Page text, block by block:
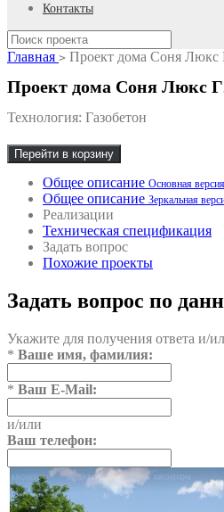
Контакты
Главная > Проект дома Соня Люкс
Проект дома Соня Люкс
Технология: Газобетон
Перейти в корзину
Общее описание Основная версия
Общее описание Зеркальная
Реализации
Техническая спецификация
Задать вопрос
Похожие проекты
Задать вопрос по
Укажите для получения ответа и/
* Ваше имя, фамилия:
* Ваш E-Mail:
и/или
Ваш телефон: